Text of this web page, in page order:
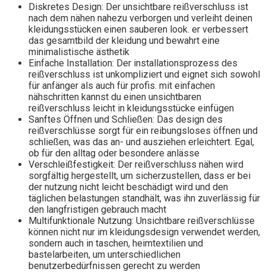
Diskretes Design: Der unsichtbare reißverschluss ist
nach dem nähen nahezu verborgen und verleiht deinen
kleidungsstücken einen sauberen look. er verbessert
das gesamtbild der kleidung und bewahrt eine
minimalistische ästhetik
Einfache Installation: Der installationsprozess des
reißverschluss ist unkompliziert und eignet sich sowohl
für anfänger als auch für profis. mit einfachen
nähschritten kannst du einen unsichtbaren
reißverschluss leicht in kleidungsstücke einfügen
Sanftes Öffnen und Schließen: Das design des
reißverschlüsse sorgt für ein reibungsloses öffnen und
schließen, was das an- und ausziehen erleichtert. Egal,
ob für den alltag oder besondere anlässe
Verschleißfestigkeit: Der reißverschluss nähen wird
sorgfältig hergestellt, um sicherzustellen, dass er bei
der nutzung nicht leicht beschädigt wird und den
täglichen belastungen standhält, was ihn zuverlässig für
den langfristigen gebrauch macht
Multifunktionale Nutzung: Unsichtbare reißverschlüsse
können nicht nur im kleidungsdesign verwendet werden,
sondern auch in taschen, heimtextilien und
bastelarbeiten, um unterschiedlichen
benutzerbedürfnissen gerecht zu werden